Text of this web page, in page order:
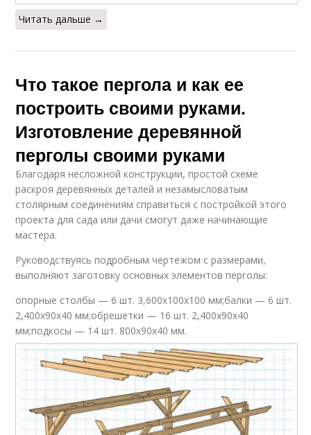
Читать дальше →
Что такое пергола и как ее
построить своими руками.
Изготовление деревянной
перголы своими руками
Благодаря несложной конструкции, простой схеме
раскроя деревянных деталей и незамысловатым
столярным соединениям справиться с постройкой этого
проекта для сада или дачи смогут даже начинающие
мастера.
Руководствуясь подробным чертежом с размерами,
выполняют заготовку основных элементов перголы:
опорные столбы — 6 шт. 3,600x100x100 мм;балки — 6 шт.
2,400x90x40 мм;обрешетки — 16 шт. 2,400x90x40
мм;подкосы — 14 шт. 800x90x40 мм.